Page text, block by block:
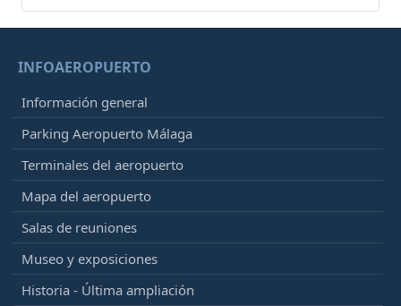
INFOAEROPUERTO
Información general
Parking Aeropuerto Málaga
Terminales del aeropuerto
Mapa del aeropuerto
Salas de reuniones
Museo y exposiciones
Historia - Última ampliación